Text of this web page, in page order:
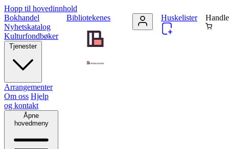
Hopp til hovedinnhold
Bibliotekenes
Bokhandel
Nyhetskatalog
Kulturfondbøker
Tjenester
Arrangementer
Om oss Hjelp
og kontakt
Åpne
hovedmeny
Huskelister